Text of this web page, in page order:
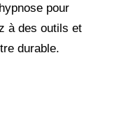
pour
à des outils et
durable.